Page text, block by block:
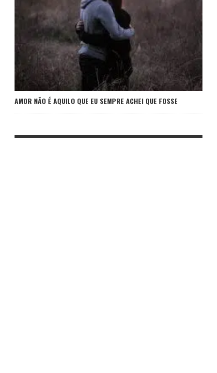
AMOR NÃO É AQUILO QUE EU SEMPRE ACHEI QUE FOSSE